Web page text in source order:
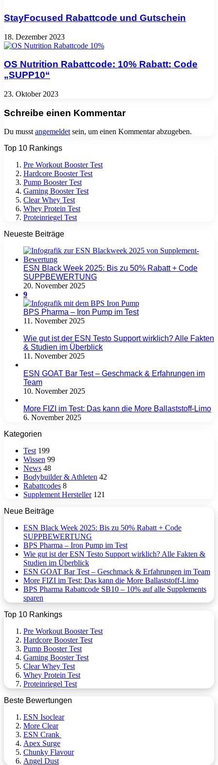
StayFocused Rabattcode und Gutschein
18. Dezember 2023
OS Nutrition Rabattcode: 10% Rabatt: Code
„SUPP10“
23. Oktober 2023
Schreibe einen Kommentar
Du musstangemeldetsein, um einen Kommentar abzugeben.
Top 10 Rankings
Pre Workout Booster Test
Hardcore Booster Test
Pump Booster Test
Gaming Booster Test
Clear Whey Test
Whey Protein Test
Proteinriegel Test
Neueste Beiträge
ESN Black Week 2025: Bis zu 50% Rabatt + Code
SUPPBEWERTUNG
20. November 2025
9
BPS Pharma – Iron Pump im Test
11. November 2025
Wie gut ist der ESN Testo Support wirklich? Alle Fakten
& Studien im Überblick
11. November 2025
ESN GOAT Bar Test – Geschmack & Erfahrungen im
Team
10. November 2025
More FIZI im Test: Das kann die More Ballaststoff-Limo
6. November 2025
Kategorien
Test 199
Wissen 99
News 48
Bodybuilder & Athleten 42
Rabattcodes 8
Supplement Hersteller 121
Neue Beiträge
ESN Black Week 2025: Bis zu 50% Rabatt + Code
SUPPBEWERTUNG
BPS Pharma – Iron Pump im Test
Wie gut ist der ESN Testo Support wirklich? Alle Fakten &
Studien im Überblick
ESN GOAT Bar Test – Geschmack & Erfahrungen im Team
More FIZI im Test: Das kann die More Ballaststoff-Limo
BPS Pharma Rabattcode SB10 – 10% auf alle Supplements
sparen
Top 10 Rankings
Pre Workout Booster Test
Hardcore Booster Test
Pump Booster Test
Gaming Booster Test
Clear Whey Test
Whey Protein Test
Proteinriegel Test
Beste Bewertungen
ESN Isoclear
More Clear
ESN Crank
Apex Surge
Chunky Flavour
Angel Dust